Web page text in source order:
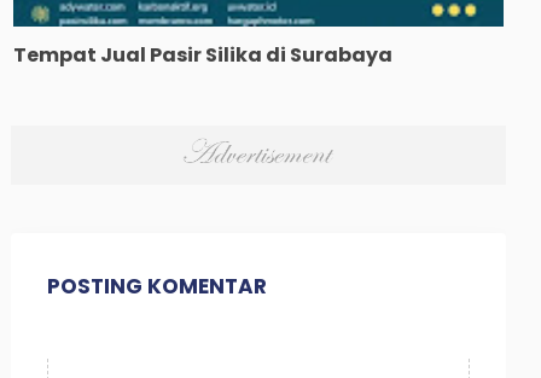
Tempat Jual Pasir Silika di Surabaya
POSTING KOMENTAR